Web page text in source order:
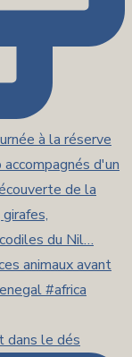
dans le dés